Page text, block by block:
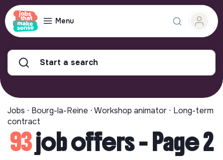
Menu
Start a search
Jobs ⋅ Bourg-la-Reine ⋅ Workshop animator ⋅ Long-term
contract
93job offers - Page 2